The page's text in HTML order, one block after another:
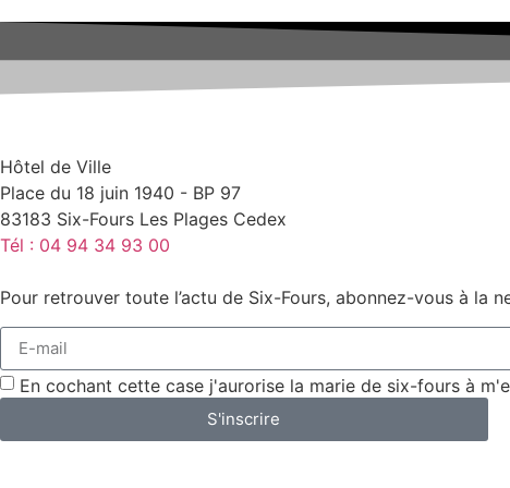
Hôtel de Ville
Place du 18 juin 1940 - BP 97
83183 Six-Fours Les Plages Cedex
Tél : 04 94 34 93 00
Pour retrouver toute l’actu de Six-Fours, abonnez-vous à la
En cochant cette case j'aurorise la marie de six-fours à
S'inscrire